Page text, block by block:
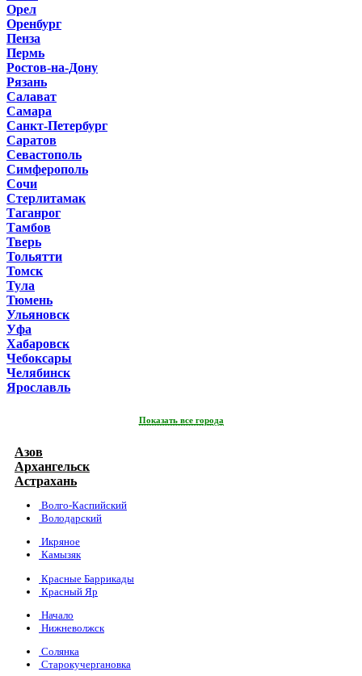
Орел
Оренбург
Пенза
Пермь
Ростов-на-Дону
Рязань
Салават
Самара
Санкт-Петербург
Саратов
Севастополь
Симферополь
Сочи
Стерлитамак
Таганрог
Тамбов
Тверь
Тольятти
Томск
Тула
Тюмень
Ульяновск
Уфа
Хабаровск
Чебоксары
Челябинск
Ярославль
Показать все города
Азов
Архангельск
Астрахань
Волго-Каспийский
Володарский
Икряное
Камызяк
Красные Баррикады
Красный Яр
Начало
Нижневолжск
Солянка
Старокучергановка